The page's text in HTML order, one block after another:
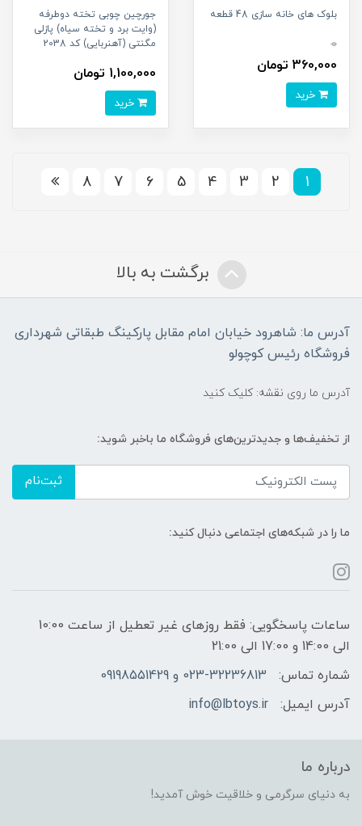
بلوک های خانه سازی 48 قطعه
0
360,000 تومان
جورچین چوبی تخته دوطرفه
(وایت برد و تخته سیاه) پازلی
مگنتی (آهنربایی) کد 2038
1,100,000 تومان
1
2
3
4
5
6
7
8
برگشت به بالا
آدرس ما: شاهرود خیابان امام مقابل پارکینگ طبقاتی شهرداری
فروشگاه رئیس کوچولو
آدرس ما روی نقشه: کلیک کنید
از تخفیف‌ها و جدیدترین‌های فروشگاه ما باخبر شوید:
ثبت‌نام
ما را در شبکه‌های اجتماعی دنبال کنید:
ساعات پاسخگویی: فقط روزهای غیر تعطیل از ساعت 10:00
الی 14:00 و 17:00 الی 21:00
شماره تماس:
023-32236813 و 09198551429
آدرس ایمیل:
info@lbtoys.ir
درباره ما
به دنیای سرگرمی و خلاقیت خوش آمدید!